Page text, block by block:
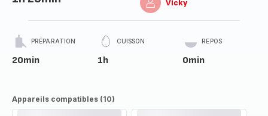
Vicky
PRÉPARATION
20min
CUISSON
1h
REPOS
0min
Appareils compatibles (10)